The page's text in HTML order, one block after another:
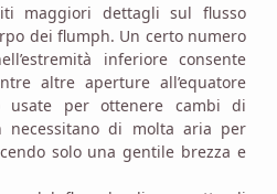
maggiori dettagli sul flusso
dei flumph. Un certo numero
inferiore consente
altre aperture all’equatore
usate per ottenere cambi di
di molta aria per
solo una gentile brezza e